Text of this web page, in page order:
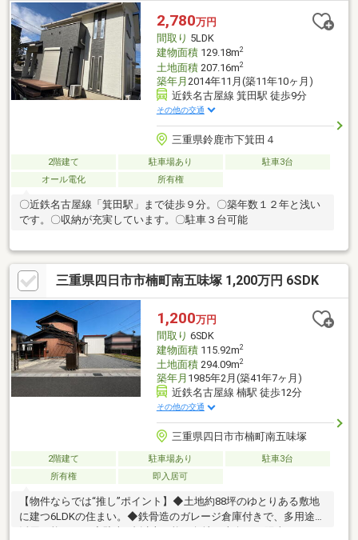
陽光発電＋蓄電池導入時の発電予測や光熱費削減シミュレーショ
ンをご提案。太陽光＋蓄電池の活用により年間約15万～22万円の
光熱費削減が期待できます（試算）
2,780万円
間取り 5LDK
建物面積129.18m2
土地面積207.16m2
築年月 2014年11月(築11年10ヶ月)
近鉄名古屋線 箕田駅 徒歩9分
その他の交通
三重県鈴鹿市下箕田４
2階建て 駐車場あり
駐車3台
オール電化
所有権
〇近鉄名古屋線「箕田駅」まで徒歩９分。〇築年数１２年と浅い
です。〇収納が充実しています。〇駐車３台可能
三重県四日市市楠町南五味塚 1,200万円 6SDK
1,200万円
間取り 6SDK
建物面積115.92m2
土地面積294.09m2
築年月 1985年2月(築41年7ヶ月)
近鉄名古屋線 楠駅 徒歩12分
その他の交通
三重県四日市市楠町南五味塚
2階建て 駐車場あり
駐車3台
所有権
即入居可
【物件ならでは“推し”ポイント】◆土地約88坪のゆとりある敷地
に建つ6LDKの住まい。◆鉄骨造のガレージ倉庫付きで、多用途に